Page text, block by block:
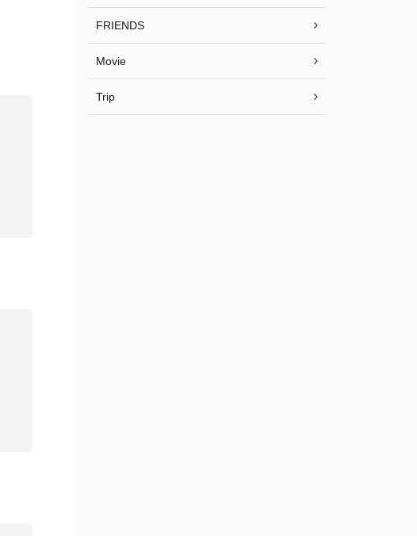
FRIENDS
Movie
Trip